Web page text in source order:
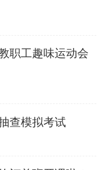
职工趣味运动会
查模拟考试